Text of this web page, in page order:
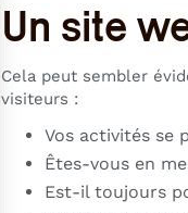
Un site
Cela peut sembler
visiteurs :
Vos activités se
Êtes-vous en
Est-il toujours